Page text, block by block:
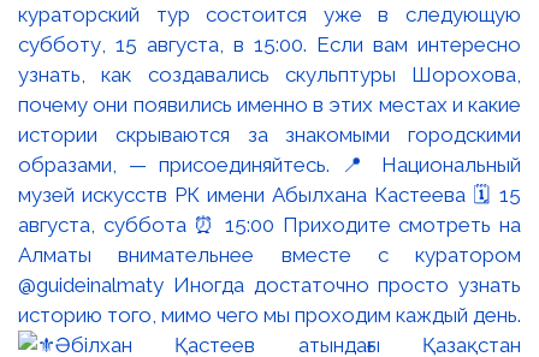
кураторский тур состоится уже в следующую
субботу, 15 августа, в 15:00. Если вам интересно
узнать, как создавались скульптуры Шорохова,
почему они появились именно в этих местах и какие
истории скрываются за знакомыми городскими
образами, — присоединяйтесь. 📍 Национальный
музей искусств РК имени Абылхана Кастеева 🗓 15
августа, суббота ⏰ 15:00 Приходите смотреть на
Алматы внимательнее вместе с куратором
@guideinalmaty Иногда достаточно просто узнать
историю того, мимо чего мы проходим каждый день.